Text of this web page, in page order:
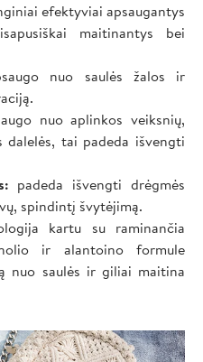
efektyviai apsaugantys
maitinantys bei
nuo saulės žalos ir
nuo aplinkos veiksnių,
tai padeda išvengti
padeda išvengti drėgmės
spindintį švytėjimą.
kartu su raminančia
ir alantoino formule
nuo saulės ir giliai maitina